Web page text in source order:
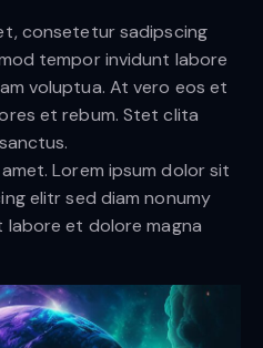
consetetur sadipscing
tempor invidunt labore
voluptua. At vero eos et
et rebum. Stet clita
Lorem ipsum dolor sit
elitr sed diam nonumy
et dolore magna